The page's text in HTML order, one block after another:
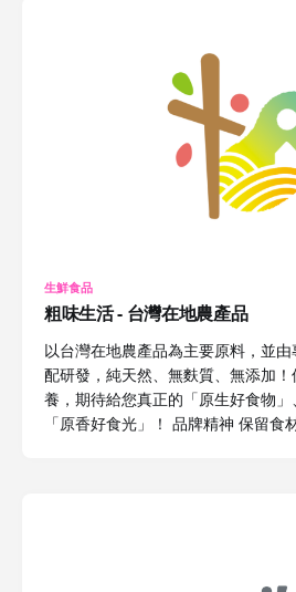
生鮮食品
粗味生活 - 台灣在地農產品
以台灣在地農產品為主要原料，並
配研發，純天然、無麩質、無添加
養，期待給您真正的「原生好食物」
「原香好食光」！ 品牌精神 保留食